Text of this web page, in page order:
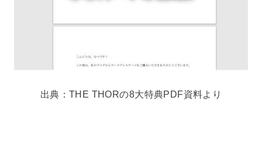
出典：THE THORの8大特典PDF資料より